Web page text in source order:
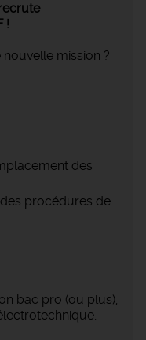
!
nouvelle mission ?
des
procédures de
bac pro (ou plus),